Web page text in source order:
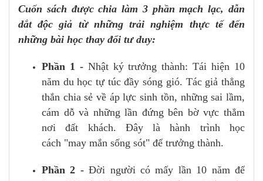
Cuốn sách được chia làm 3 phần mạch lạc, dẫn
dắt độc giả từ những trải nghiệm thực tế đến
những bài học thay đổi tư duy:
Phần 1 - Nhật ký trưởng thành: Tái hiện 10
năm du học tự túc đầy sóng gió. Tác giả thẳng
thắn chia sẻ về áp lực sinh tồn, những sai lầm,
cám dỗ và những lần đứng bên bờ vực thẳm
nơi đất khách. Đây là hành trình học
cách "may mắn sống sót" để trưởng thành.
Phần 2 -Đời người có mấy lần 10 năm để